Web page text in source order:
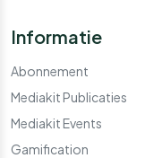
Informatie
Abonnement
Mediakit Publicaties
Mediakit Events
Gamification